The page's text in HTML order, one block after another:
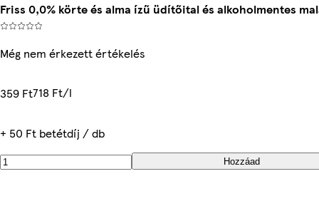
Friss 0,0% körte és alma ízű üdítőital és alkoholmentes
Még nem érkezett értékelés
359 Ft718 Ft/l
+ 50 Ft betétdíj / db
Hozzáad